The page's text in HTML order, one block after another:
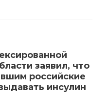
заявил, что
российские
инсулин